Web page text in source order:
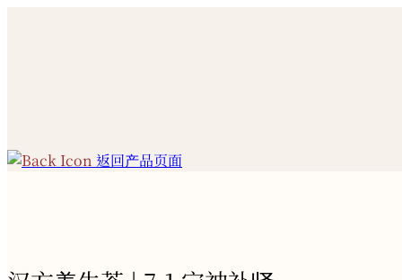
返回产品页面